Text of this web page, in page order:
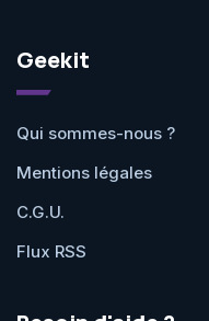
Geekit
Qui sommes-nous ?
Mentions légales
C.G.U.
Flux RSS